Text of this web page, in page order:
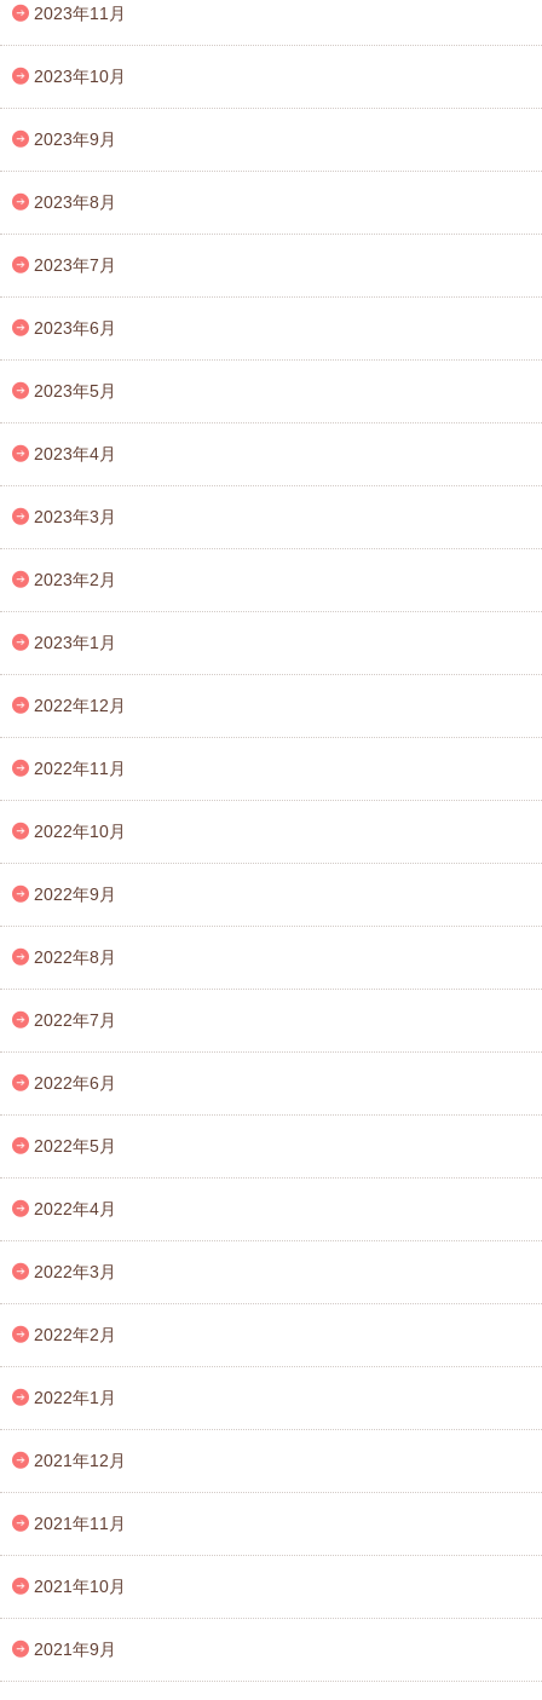
2023年11月
2023年10月
2023年9月
2023年8月
2023年7月
2023年6月
2023年5月
2023年4月
2023年3月
2023年2月
2023年1月
2022年12月
2022年11月
2022年10月
2022年9月
2022年8月
2022年7月
2022年6月
2022年5月
2022年4月
2022年3月
2022年2月
2022年1月
2021年12月
2021年11月
2021年10月
2021年9月